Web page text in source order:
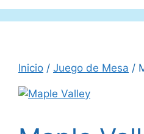
Inicio / Juego de Mesa /